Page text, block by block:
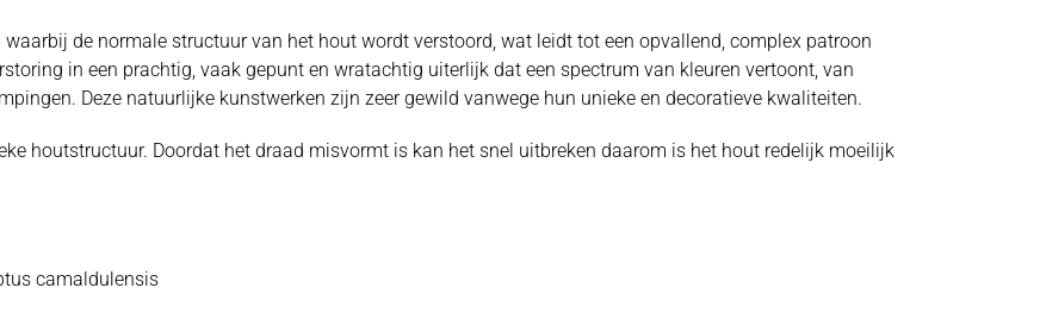
de normale structuur van het hout wordt verstoord, wat leidt tot een opvallend, complex patroon
in een prachtig, vaak gepunt en wratachtig uiterlijk dat een spectrum van kleuren vertoont, van
Deze natuurlijke kunstwerken zijn zeer gewild vanwege hun unieke en decoratieve kwaliteiten.
houtstructuur. Doordat het draad misvormt is kan het snel uitbreken daarom is het hout redelijk moeilijk
camaldulensis